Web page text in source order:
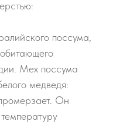
поссума,
Мех поссума
медведя:
Он